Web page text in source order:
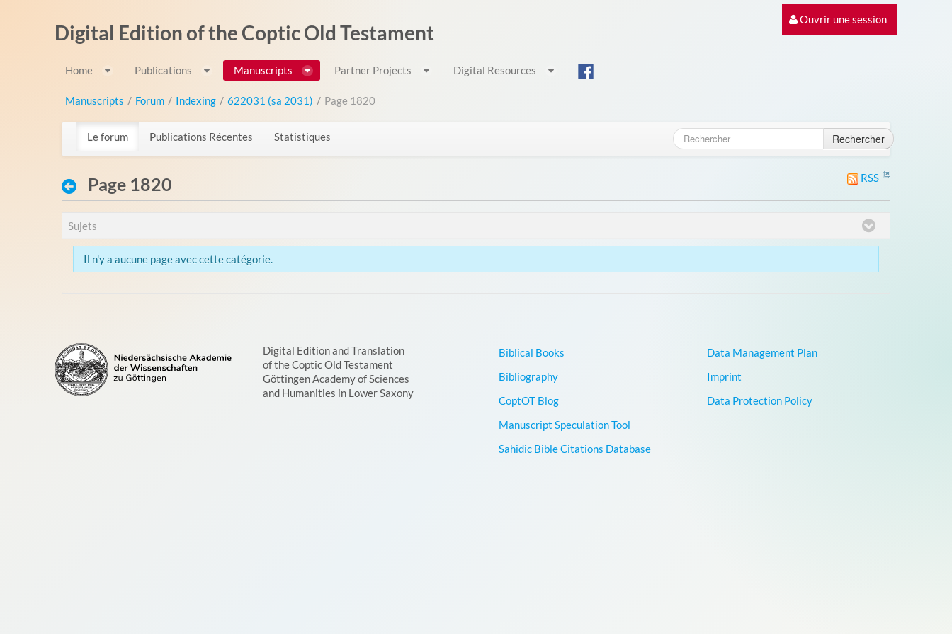
Ouvrir une session
Digital Edition of the Coptic Old Testament
Home Publications Manuscripts Partner Projects Digital Resources
Manuscripts / Forum / Indexing / 622031 (sa 2031) / Page 1820
Le forum Publications Récentes Statistiques Rechercher
RSS
Page 1820
Sujets
Il n'y a aucune page avec cette catégorie.
Digital Edition and Translation
of the Coptic Old Testament
Göttingen Academy of Sciences
and Humanities in Lower Saxony
Biblical Books
Bibliography
CoptOT Blog
Manuscript Speculation Tool
Sahidic Bible Citations Database
Data Management Plan
Imprint
Data Protection Policy